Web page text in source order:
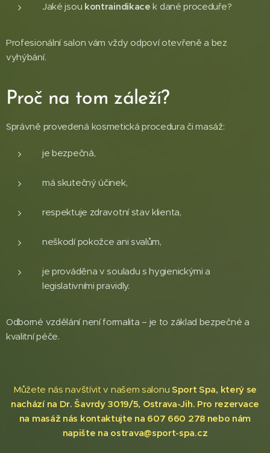
Jaké jsou kontraindikace k dané proceduře?
Profesionální salon vám vždy odpoví otevřeně a bez
vyhýbání.
Proč na tom záleží?
Správně provedená kosmetická procedura či masáž:
je bezpečná,
má skutečný účinek,
respektuje zdravotní stav klienta,
neškodí pokožce ani svalům,
je prováděna v souladu s hygienickými a
legislativními pravidly.
Odborné vzdělání není formalita – je to základ bezpečné a
kvalitní péče.
Můžete nás navštívit v našem salonu Sport Spa, který se
nachází na Dr. Šavrdy 3019/5, Ostrava-Jih. Pro rezervace
na masáž nás kontaktujte na 607 660 278 nebo nám
napište na ostrava@sport-spa.cz